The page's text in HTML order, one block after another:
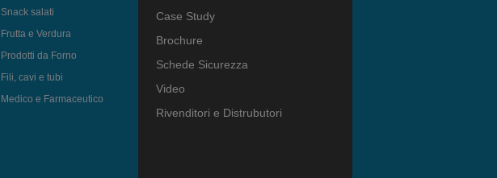
Snack salati
Frutta e Verdura
Prodotti da Forno
Fili, cavi e tubi
Medico e Farmaceutico
Case Study
Brochure
Schede Sicurezza
Video
Rivenditori e Distrubutori